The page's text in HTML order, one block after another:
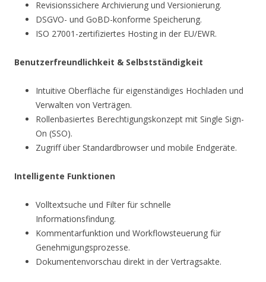
Revisionssichere Archivierung und Versionierung.
DSGVO- und GoBD-konforme Speicherung.
ISO 27001-zertifiziertes Hosting in der EU/EWR.
Benutzerfreundlichkeit & Selbstständigkeit
Intuitive Oberfläche für eigenständiges Hochladen und
Verwalten von Verträgen.
Rollenbasiertes Berechtigungskonzept mit Single Sign-
On (SSO).
Zugriff über Standardbrowser und mobile Endgeräte.
Intelligente Funktionen
Volltextsuche und Filter für schnelle
Informationsfindung.
Kommentarfunktion und Workflowsteuerung für
Genehmigungsprozesse.
Dokumentenvorschau direkt in der Vertragsakte.